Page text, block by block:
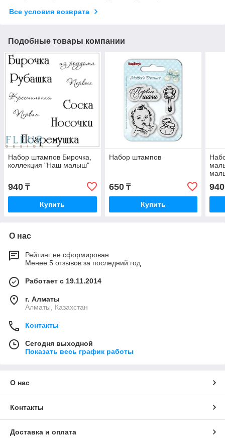
Все условия возврата
Подобные товары компании
Набор штампов Бирочка,
коллекция "Наш малыш"
940 ₸
Купить
Набор штампов
650₸
Купить
940
О нас
Рейтинг не сформирован
Менее 5 отзывов за последний год
Работает с 19.11.2014
г. Алматы
Алматы, Казахстан
Контакты
Сегодня выходной
Показать весь график работы
О нас
Контакты
Доставка и оплата